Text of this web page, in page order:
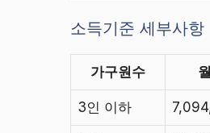
소득기준 세부사항
가구원수
3인 이하